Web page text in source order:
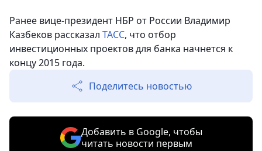
Ранее вице-президент НБР от России Владимир
Казбеков рассказал ТАСС, что отбор
инвестиционных проектов для банка начнется к
концу 2015 года.
Поделитесь новостью
Добавить в Google, чтобы
читать новости первым